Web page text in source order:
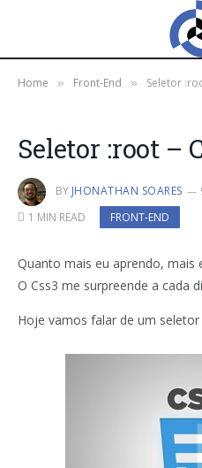
Home » Front-End » Seletor
Seletor :root –
BY JHONATHAN SOARES
1 MIN READ
FRONT-END
Quanto mais eu aprendo, mais
O Css3 me surpreende a cada
Hoje vamos falar de um